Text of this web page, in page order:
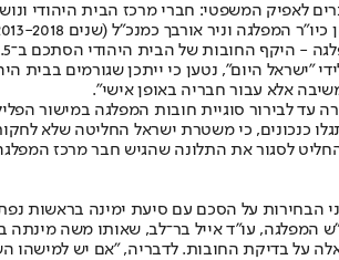
לאפיק המשפטי: חברי מרכז הבית היהודי
וניר אורבך כמנכ"ל (שנים 2013-2018).
"ישראל היום", נטען כי ייתכן שגורמים
אלא עבור חבריה באופן אישי".
לבירור סוגיית חובות המפלגה במישור
החליטה שלא לחקור בענין כבר בחודש אוקטובר 2020 אך לא מסרה על כך
לסגור את התלונה שהגיש חבר מרכז
הבחירות על הסכם עם סיעת ימינה בראשות
המפלגה, עו"ד אייל בר־לב, שאותו משה מינתה
בדיקת החובות. לדבריה, "אם יש למישהו